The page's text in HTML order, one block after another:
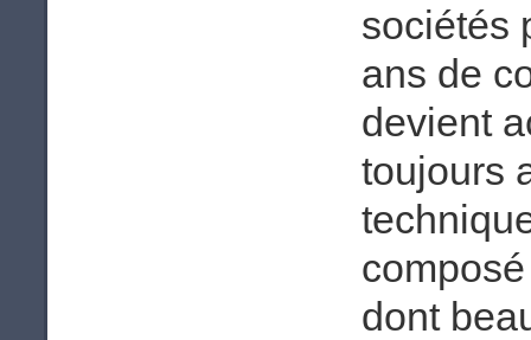
sociétés
ans de
devient
toujours
dont